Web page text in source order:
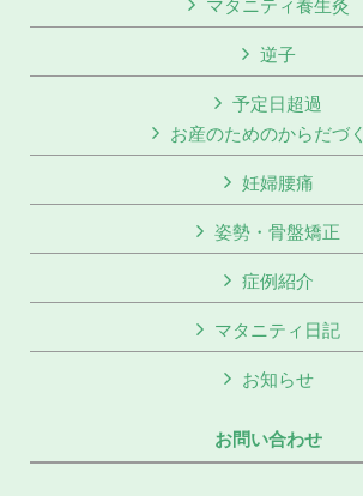
マタニティ養生灸
逆子
予定日超過
お産のためのからだづ
妊婦腰痛
姿勢・骨盤矯正
症例紹介
マタニティ日記
お知らせ
お問い合わせ